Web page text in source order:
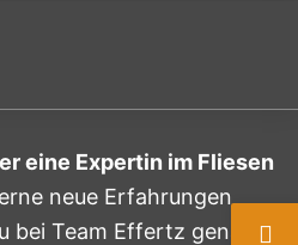
eine Expertin im Fliesen
neue Erfahrungen
bei Team Effertz genau